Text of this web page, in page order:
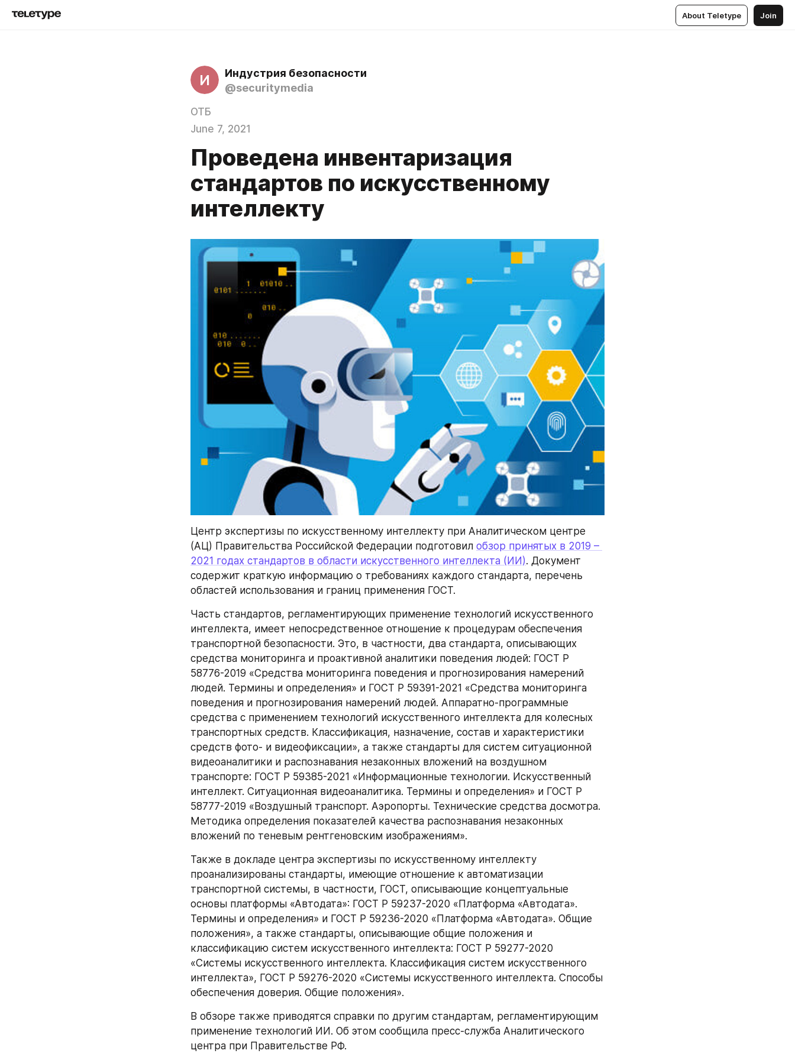
About Teletype Join
И
Индустрия безопасности
@securitymedia
ОТБ
June 7, 2021
Проведена инвентаризация
стандартов по искусственному
интеллекту
Центр экспертизы по искусственному интеллекту при Аналитическом центре
(АЦ) Правительства Российской Федерации подготовил обзор принятых в 2019 –
2021 годах стандартов в области искусственного интеллекта (ИИ). Документ
содержит краткую информацию о требованиях каждого стандарта, перечень
областей использования и границ применения ГОСТ.
Часть стандартов, регламентирующих применение технологий искусственного
интеллекта, имеет непосредственное отношение к процедурам обеспечения
транспортной безопасности. Это, в частности, два стандарта, описывающих
средства мониторинга и проактивной аналитики поведения людей: ГОСТ Р
58776-2019 «Средства мониторинга поведения и прогнозирования намерений
людей. Термины и определения» и ГОСТ Р 59391-2021 «Средства мониторинга
поведения и прогнозирования намерений людей. Аппаратно-программные
средства с применением технологий искусственного интеллекта для колесных
транспортных средств. Классификация, назначение, состав и характеристики
средств фото- и видеофиксации», а также стандарты для систем ситуационной
видеоаналитики и распознавания незаконных вложений на воздушном
транспорте: ГОСТ Р 59385-2021 «Информационные технологии. Искусственный
интеллект. Ситуационная видеоаналитика. Термины и определения» и ГОСТ Р
58777-2019 «Воздушный транспорт. Аэропорты. Технические средства досмотра.
Методика определения показателей качества распознавания незаконных
вложений по теневым рентгеновским изображениям».
Также в докладе центра экспертизы по искусственному интеллекту
проанализированы стандарты, имеющие отношение к автоматизации
транспортной системы, в частности, ГОСТ, описывающие концептуальные
основы платформы «Автодата»: ГОСТ Р 59237-2020 «Платформа «Автодата».
Термины и определения» и ГОСТ Р 59236-2020 «Платформа «Автодата». Общие
положения», а также стандарты, описывающие общие положения и
классификацию систем искусственного интеллекта: ГОСТ Р 59277-2020
«Системы искусственного интеллекта. Классификация систем искусственного
интеллекта», ГОСТ Р 59276-2020 «Системы искусственного интеллекта. Способы
обеспечения доверия. Общие положения».
В обзоре также приводятся справки по другим стандартам, регламентирующим
применение технологий ИИ. Об этом сообщила пресс-служба Аналитического
центра при Правительстве РФ.